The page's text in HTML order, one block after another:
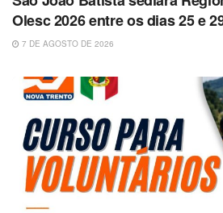
Olesc 2026 entre os dias 25 e
7 DE AGOSTO DE 2026